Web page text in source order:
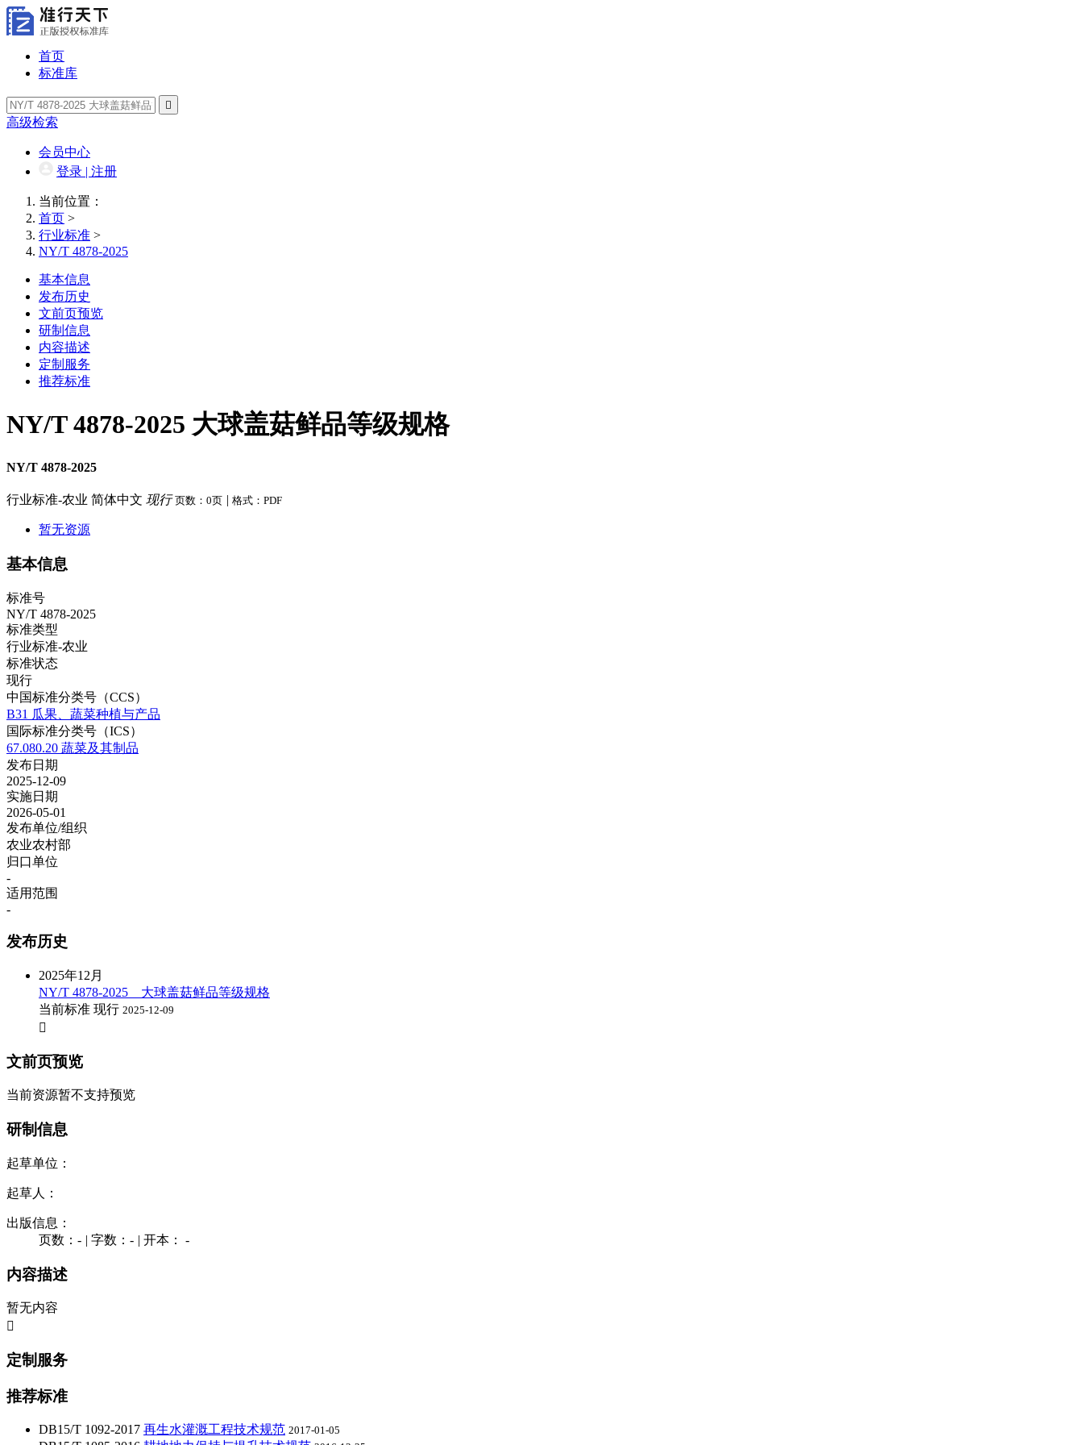
首页
标准库

高级检索
会员中心
登录 | 注册
当前位置：
首页 >
行业标准 >
NY/T 4878-2025
基本信息
发布历史
文前页预览
研制信息
内容描述
定制服务
推荐标准
NY/T 4878-2025 大球盖菇鲜品等级规格
NY/T 4878-2025
行业标准-农业 简体中文 现行 页数：0页 | 格式：PDF
暂无资源
基本信息
标准号
NY/T 4878-2025
标准类型
行业标准-农业
标准状态
现行
中国标准分类号（CCS）
B31 瓜果、蔬菜种植与产品
国际标准分类号（ICS）
67.080.20 蔬菜及其制品
发布日期
2025-12-09
实施日期
2026-05-01
发布单位/组织
农业农村部
归口单位
-
适用范围
-
发布历史
2025年12月
NY/T 4878-2025 大球盖菇鲜品等级规格
当前标准 现行 2025-12-09

文前页预览
当前资源暂不支持预览
研制信息
起草单位：
起草人：
出版信息：
页数：- | 字数：- | 开本： -
内容描述
暂无内容

定制服务
推荐标准
DB15/T 1092-2017 再生水灌溉工程技术规范 2017-01-05